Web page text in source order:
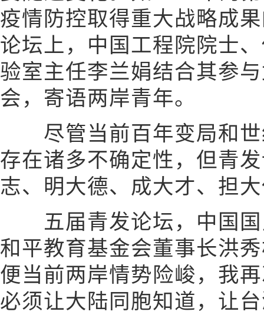
疫情防控取得重大战略成
论坛上，中国工程院院士
验室主任李兰娟结合其参
会，寄语两岸青年。
尽管当前百年变局和世
存在诸多不确定性，但青
志、明大德、成大才、担
五届青发论坛，中国国
和平教育基金会董事长洪
便当前两岸情势险峻，我
必须让大陆同胞知道，让